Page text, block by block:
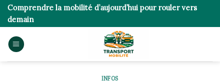
Skip
content
Comprendre la mobilité d’aujourd’hui pour rouler vers
demain
INFOS